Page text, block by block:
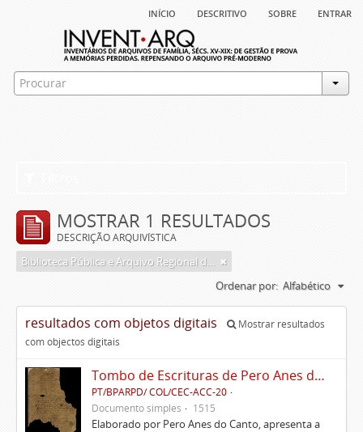
início descritivo sobre entrar
MOSTRAR 1 RESULTADOS
DESCRIÇÃO ARQUIVÍSTICA
Biblioteca Pública e Arquivo Regional de Ponta Delgada
Ordenar por: Alfabético
resultados com objetos digitais
Mostrar resultados
com objectos digitais
Tombo de Escrituras de Pero Anes do Canto
PT/BPARPD/ COL/CEC-ACC-20
Documento simples
1515
Elaborado por Pero Anes do Canto, apresenta a